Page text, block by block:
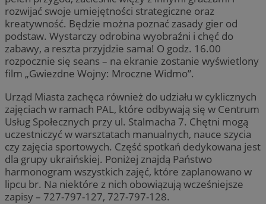
rozwijać swoje umiejętności strategiczne oraz
kreatywność. Będzie można poznać zasady gier od
podstaw. Wystarczy odrobina wyobraźni i chęć do
zabawy, a reszta przyjdzie sama! O godz. 16.00
rozpocznie się seans – na ekranie zostanie wyświetlony
film „Gwiezdne Wojny: Mroczne Widmo”.
Urząd Miasta zachęca również do udziału w cyklicznych
zajęciach w ramach PAL, które odbywają się w Centrum
Usług Społecznych przy ul. Stalmacha 7. Chętni mogą
uczestniczyć w warsztatach manualnych, nauce szycia
czy zajęcia sportowych. Część spotkań dedykowana jest
dla grupy ukraińskiej. Poniżej znajdą Państwo
harmonogram wszystkich zajęć, które zaplanowano w
lipcu br. Na niektóre z nich obowiązują wcześniejsze
zapisy – 727-797-127, 727-797-128.